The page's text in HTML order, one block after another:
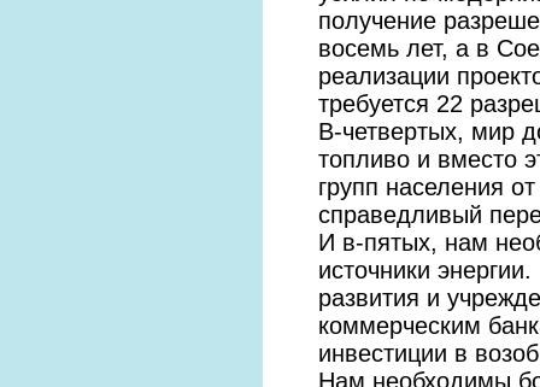
получение
восемь лет, а в
реализации
требуется 22
В-четвертых, мир
топливо и вместо
групп населения
справедливый
И в-пятых, нам
источники
развития и
коммерческим
инвестиции в
Нам необходимы